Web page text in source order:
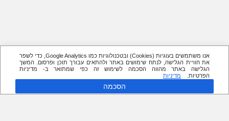
אנו משתמשים בעוגיות (Cookies) ובטכנולוגיות כמו Google Analytics, כדי לשפר
את חוויית הגלישה, לנתח שימושים באתר ולהתאים עבורך תוכן ופרסום. המשך
הגלישה באתר מהווה הסכמה לשימוש זה כפי שמתואר ב- מדיניות
הפרטיות.
מדיניות
הסכמה